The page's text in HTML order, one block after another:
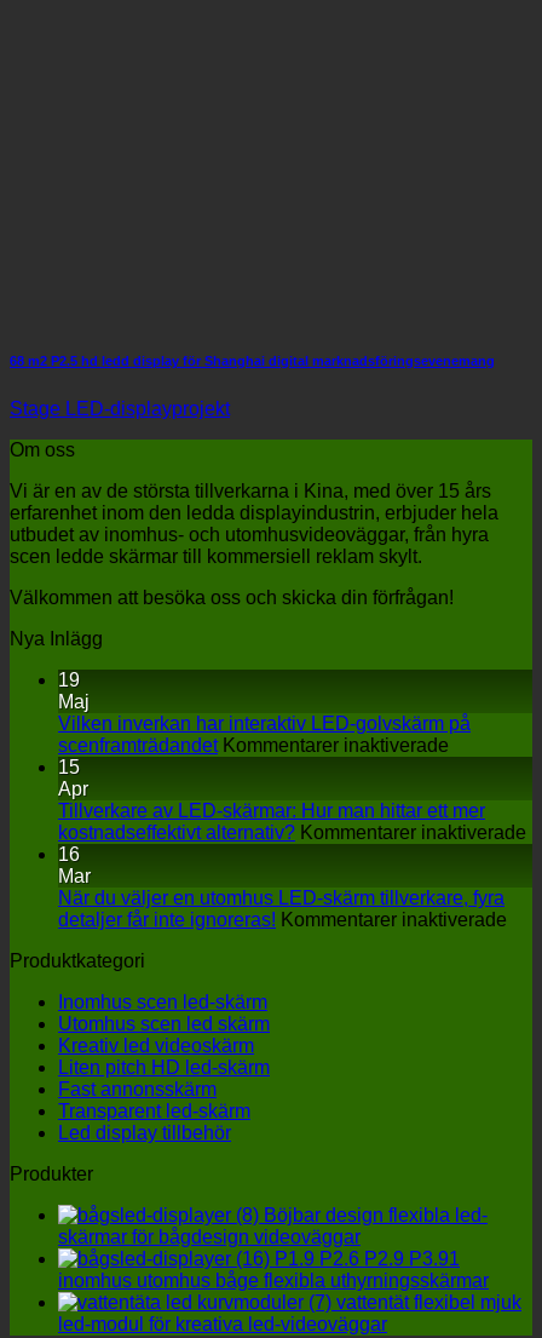
68 m2 P2.5 hd ledd display för Shanghai digital marknadsföringsevenemang
Stage LED-displayprojekt
Om oss
Vi är en av de största tillverkarna i Kina, med över 15 års
erfarenhet inom den ledda displayindustrin, erbjuder hela
utbudet av inomhus- och utomhusvideoväggar, från hyra
scen ledde skärmar till kommersiell reklam skylt.
Välkommen att besöka oss och skicka din förfrågan!
Nya Inlägg
19
Maj
Vilken inverkan har interaktiv LED-golvskärm på
scenframträdandet Kommentarer inaktiverade
har
interaktiv
på
15
Apr
Tillverkare av LED-skärmar: Hur man hittar ett mer
kostnadseffektivt alternativ? Kommentarer inaktiverade
16
Mar
När du väljer en utomhus LED-skärm tillverkare, fyra
detaljer får inte ignoreras! Kommentarer inaktiverade
Produktkategori
Inomhus scen led-skärm
Utomhus scen led skärm
Kreativ led videoskärm
Liten pitch HD led-skärm
Fast annonsskärm
Transparent led-skärm
Led display tillbehör
Produkter
Böjbar design flexibla led-
skärmar för bågdesign videoväggar
P1.9 P2.6 P2.9 P3.91
inomhus utomhus båge flexibla uthyrningsskärmar
vattentät flexibel mjuk
led-modul för kreativa led-videoväggar